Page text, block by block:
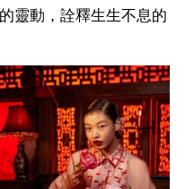
靈動，詮釋生生不息的